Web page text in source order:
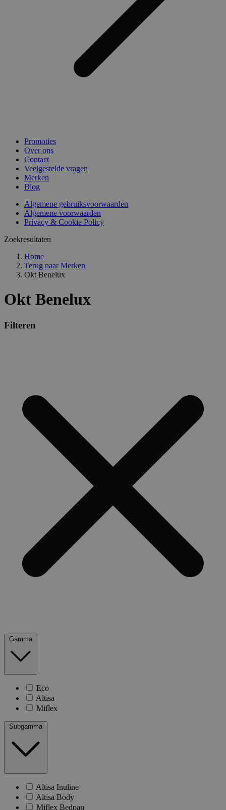
Promoties
Over ons
Contact
Veelgestelde vragen
Merken
Blog
Algemene gebruiksvoorwaarden
Algemene voorwaarden
Privacy & Cookie Policy
Zoekresultaten
Home
Terug naar Merken
Okt Benelux
Okt Benelux
Filteren
Gamma
Eco
Altisa
Miflex
Subgamma
Altisa Inuline
Altisa Body
Miflex Bedpan